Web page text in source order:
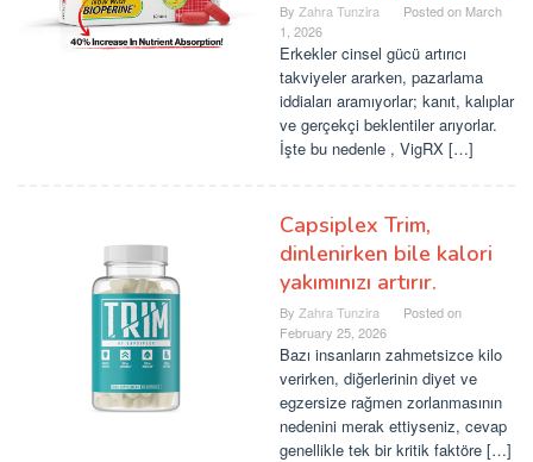
By Zahra Tunzira Posted on March
1, 2026
Erkekler cinsel gücü artırıcı
takviyeler ararken, pazarlama
iddiaları aramıyorlar; kanıt, kalıplar
ve gerçekçi beklentiler arıyorlar.
İşte bu nedenle , VigRX […]
Capsiplex Trim,
dinlenirken bile kalori
yakımınızı artırır.
By Zahra Tunzira
Posted on
February 25, 2026
Bazı insanların zahmetsizce kilo
verirken, diğerlerinin diyet ve
egzersize rağmen zorlanmasının
nedenini merak ettiyseniz, cevap
genellikle tek bir kritik faktöre […]